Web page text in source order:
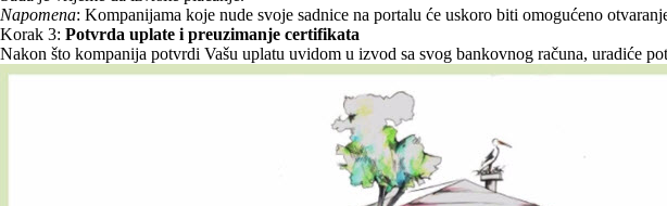
Napomena: Kompanijama koje nude svoje sadnice na portalu će uskoro biti omogućeno
Korak 3: Potvrda uplate i preuzimanje certifikata
Nakon što kompanija potvrdi Vašu uplatu uvidom u izvod sa svog bankovnog računa, uradiće